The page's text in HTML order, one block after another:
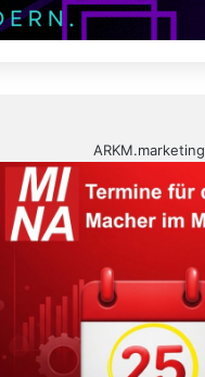
ARKM.marketing